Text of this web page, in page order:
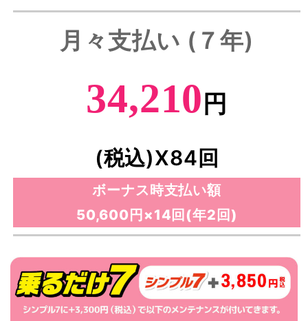
月々支払い (７年)
34,210 円
(税込)X84回
ボーナス時支払い額
50,600円×14回(年2回)